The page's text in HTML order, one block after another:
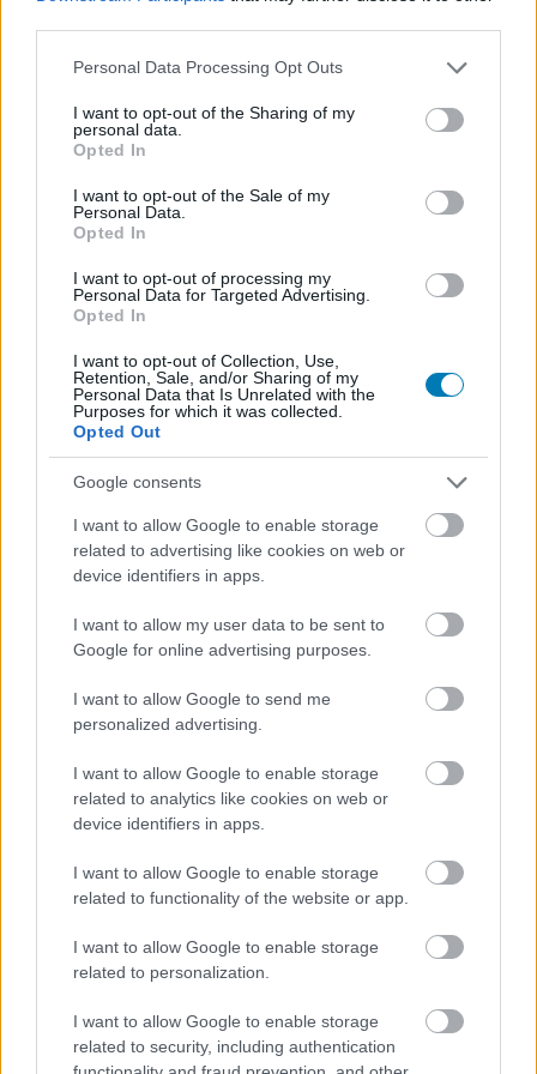
Please note that this website/app uses one or more Google
not limited to your visit or usage behaviour. You may click to
grant or deny consent to Google and its third-party tags to
use your data for below specified purposes in below Google
consent section.
Personal Data Processing Opt Outs
I want to opt-out of the Sharing of my
personal data.
Opted In
I want to opt-out of the Sale of my
Personal Data.
Opted In
I want to opt-out of processing my
Personal Data for Targeted Advertising.
Opted In
I want to opt-out of Collection, Use,
Retention, Sale, and/or Sharing of my
Personal Data that Is Unrelated with the
Purposes for which it was collected.
Opted Out
Google consents
I want to allow Google to enable storage
related to advertising like cookies on web or
device identifiers in apps.
I want to allow my user data to be sent to
Google for online advertising purposes.
I want to allow Google to send me
personalized advertising.
I want to allow Google to enable storage
related to analytics like cookies on web or
device identifiers in apps.
I want to allow Google to enable storage
related to functionality of the website or app.
I want to allow Google to enable storage
related to personalization.
I want to allow Google to enable storage
related to security, including authentication
Ingyen tölthetsz most le egy
nagyon fura játékot a Steamről
Chavalier|2026 május 10. 21:46
A fejlesztők ajánlata még néhány napig
érvényes, utána ismét fizetőssé válik.
81.69%
Ez a hét is úgy múlik el, hogy egy csokorra való játékkal
gyarapíthattuk kollekciónkat, sőt több ajánlat még most
is érvényben van, tehát
Ráadásul kevéssel ezelőtt egy újabb promóció indult,
melynek keretében május 12-éig bárki hozzáadhatja
című, 2025-ben
megjelent indie alkotást. Átmeneti ingyenességét aznap
5600 forintos) árcédula.